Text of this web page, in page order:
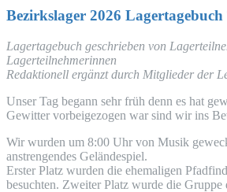
Bezirks­la­ger 2026 Lager­ta­ge­buch
Lager­ta­ge­buch geschrie­ben von
Lagerteilnehmerinnen
Redak­tio­nell ergänzt durch Mit­glie­der der
Unser Tag begann sehr früh denn es hat
Gewit­ter vor­bei­ge­zo­gen war sind wir ins
Wir wur­den um 8:00 Uhr von Musik
anstren­gen­des Geländespiel.
Ers­ter Platz wur­den die ehe­ma­li­gen
besuch­ten. Zwei­ter Platz wur­de die